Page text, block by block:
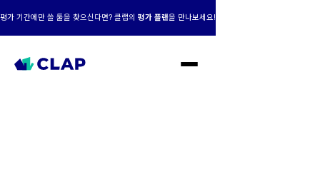
평가 기간에만 쓸 툴을 찾으신다면? 클랩의 평가 플랜을 만나보세요!